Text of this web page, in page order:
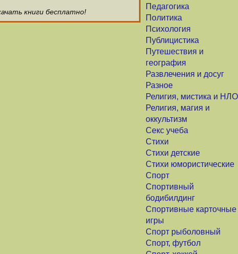
Педагогика
Политика
Психология
Публицистика
Путешествия и
география
Развлечения и досуг
Разное
Религия, мистика и НЛО
Религия, магия и
оккультизм
Секс учеба
Стихи
Стихи детские
Стихи юмористические
Спорт
Спортивный
бодибилдинг
Спортивные карточные
игры
Спорт рыболовный
Спорт, футбол
книги бесплатно!